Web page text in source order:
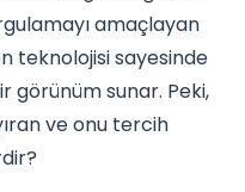
amaçlayan
teknolojisi sayesinde
görünüm sunar. Peki,
ve onu tercih